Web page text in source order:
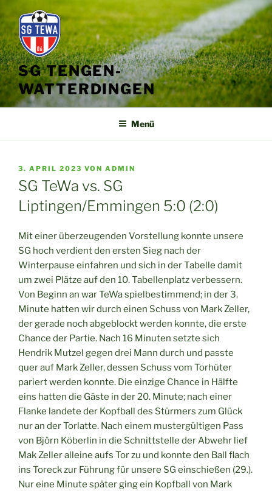
Inhalt
springen
SG TENGEN-
WATTERDINGEN
Menü
VERÖFFENTLICHT
AM
3. APRIL 2023 VON ADMIN
SG TeWa vs. SG
Liptingen/Emmingen 5:0 (2:0)
Mit einer überzeugenden Vorstellung konnte unsere
SG hoch verdient den ersten Sieg nach der
Winterpause einfahren und sich in der Tabelle damit
um zwei Plätze auf den 10. Tabellenplatz verbessern.
Von Beginn an war TeWa spielbestimmend; in der 3.
Minute hatten wir durch einen Schuss von Mark Zeller,
der gerade noch abgeblockt werden konnte, die erste
Chance der Partie. Nach 16 Minuten setzte sich
Hendrik Mutzel gegen drei Mann durch und passte
quer auf Mark Zeller, dessen Schuss vom Torhüter
pariert werden konnte. Die einzige Chance in Hälfte
eins hatten die Gäste in der 20. Minute; nach einer
Flanke landete der Kopfball des Stürmers zum Glück
nur an der Torlatte. Nach einem mustergültigen Pass
von Björn Köberlin in die Schnittstelle der Abwehr lief
Mak Zeller alleine aufs Tor zu und konnte den Ball flach
ins Toreck zur Führung für unsere SG einschießen (29.).
Nur eine Minute später ging ein Kopfball von Mark